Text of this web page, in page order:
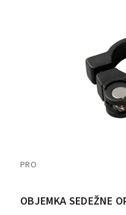
PRO
OBJEMKA SEDEŽNE